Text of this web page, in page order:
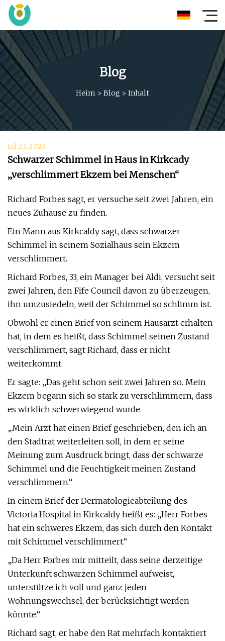
Blog
Heim > Blog > Inhalt
Jul 23, 2023
Schwarzer Schimmel in Haus in Kirkcady
„verschlimmert Ekzem bei Menschen“
Richard Forbes sagt, er versuche seit zwei Jahren, ein
neues Zuhause zu finden.
Ein Mann aus Kirkcaldy sagt, dass schwarzer
Schimmel in seinem Sozialhaus sein Ekzem
verschlimmert.
Richard Forbes, 33, ein Manager bei Aldi, versucht seit
zwei Jahren, den Fife Council davon zu überzeugen,
ihn umzusiedeln, weil der Schimmel so schlimm ist.
Obwohl er einen Brief von seinem Hausarzt erhalten
hat, in dem es heißt, dass Schimmel seinen Zustand
verschlimmert, sagt Richard, dass er nicht
weiterkommt.
Er sagte: „Das geht schon seit zwei Jahren so. Mein
Ekzem begann sich so stark zu verschlimmern, dass
es wirklich schwerwiegend wurde.
„Mein Arzt hat einen Brief geschrieben, den ich an
den Stadtrat weiterleiten soll, in dem er seine
Meinung zum Ausdruck bringt, dass der schwarze
Schimmel und die Feuchtigkeit meinen Zustand
verschlimmern.“
In einem Brief der Dermatologieabteilung des
Victoria Hospital in Kirkcaldy heißt es: „Herr Forbes
hat ein schweres Ekzem, das sich durch den Kontakt
mit Schimmel verschlimmert.“
„Da Herr Forbes mir mitteilt, dass seine derzeitige
Unterkunft schwarzen Schimmel aufweist,
unterstütze ich voll und ganz jeden
Wohnungswechsel, der berücksichtigt werden
könnte.“
Richard sagt, er habe den Rat mehrfach kontaktiert